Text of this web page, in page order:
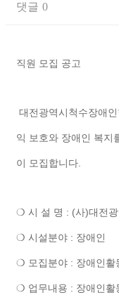
댓글 0
직원 모집 공고
대전광역시척수장애
익 보호와 장애인 복지
이 모집합니다.
❍ 시 설 명 : (사)대전
❍ 시설분야 : 장애인
❍ 모집분야 : 장애인활
❍ 업무내용 : 장애인활